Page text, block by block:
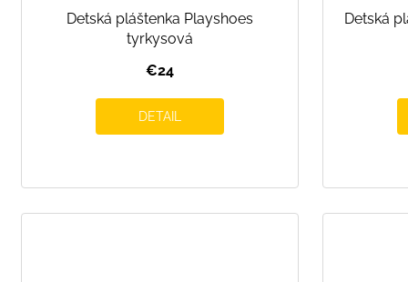
Detská pláštenka Playshoes
tyrkysová
€24
DETAIL
Detská